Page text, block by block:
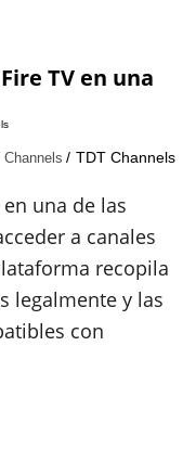
TV en una
TDT Channels
una de las
a canales
recopila
legalmente y las
con